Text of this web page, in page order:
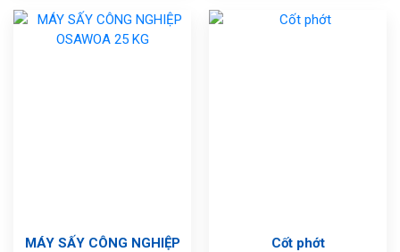
MÁY SẤY CÔNG NGHIỆP
Cốt phớt